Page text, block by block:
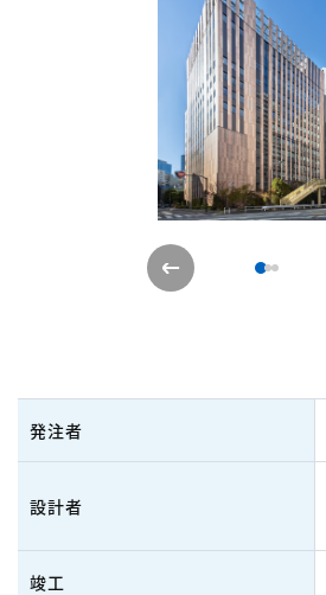
発注者
設計者
竣工